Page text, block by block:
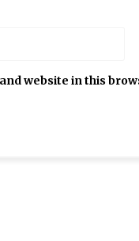
website in this